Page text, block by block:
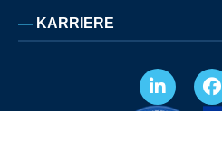
KARRIERE